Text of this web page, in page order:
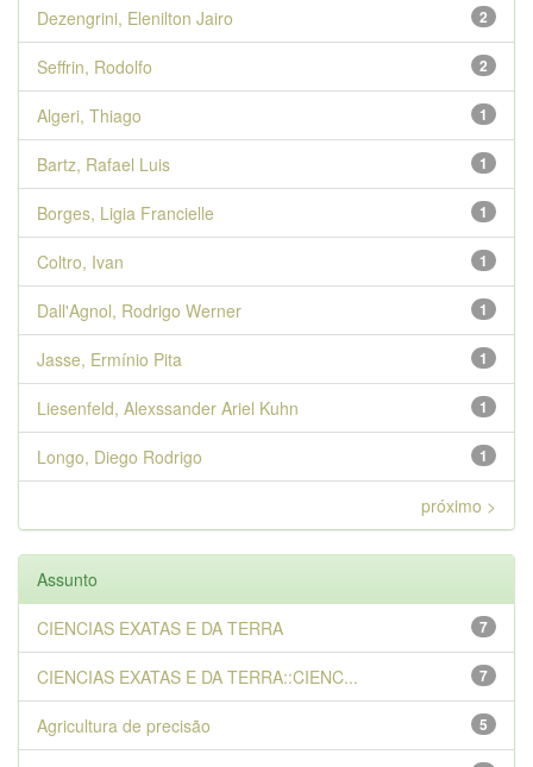
2
Dezengrini, Elenilton Jairo
2
Seffrin, Rodolfo
1
Algeri, Thiago
1
Bartz, Rafael Luis
1
Borges, Ligia Francielle
1
Coltro, Ivan
1
Dall'Agnol, Rodrigo Werner
1
Jasse, Ermínio Pita
1
Liesenfeld, Alexssander Ariel Kuhn
1
Longo, Diego Rodrigo
próximo >
Assunto
7
CIENCIAS EXATAS E DA TERRA
7
CIENCIAS EXATAS E DA TERRA::CIENC...
5
Agricultura de precisão